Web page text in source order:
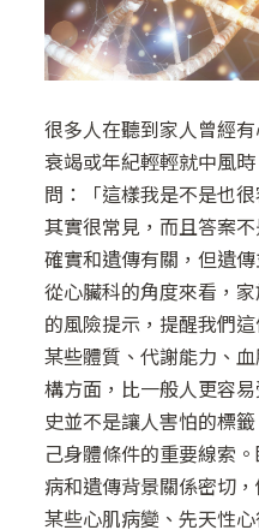
很多人在聽到家人曾經
衰竭或年紀輕輕就中風
問：「這樣我是不是也
其實很常見，而且答案
確實和遺傳有關，但遺
從心臟科的角度來看，
的風險提示，提醒我們
某些體質、代謝能力、
構方面，比一般人更容
史並不是讓人害怕的標
己身體條件的重要線索
病和遺傳背景關係密切
某些心肌病變、先天性